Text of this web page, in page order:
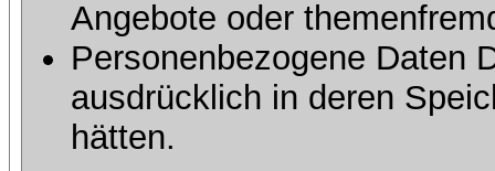
Angebote oder
Personenbezogene Daten
ausdrücklich in deren
hätten.